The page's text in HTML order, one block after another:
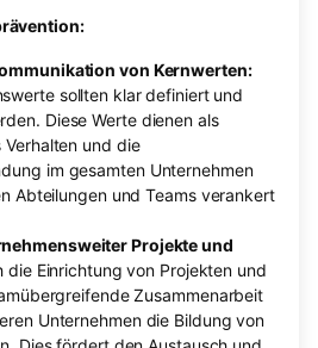
von Kernwerten:
sollten klar definiert und
Diese Werte dienen als
und die
im gesamten Unternehmen
Abteilungen und Teams verankert
Projekte und
die Einrichtung von Projekten und
Zusammenarbeit
Unternehmen die Bildung von